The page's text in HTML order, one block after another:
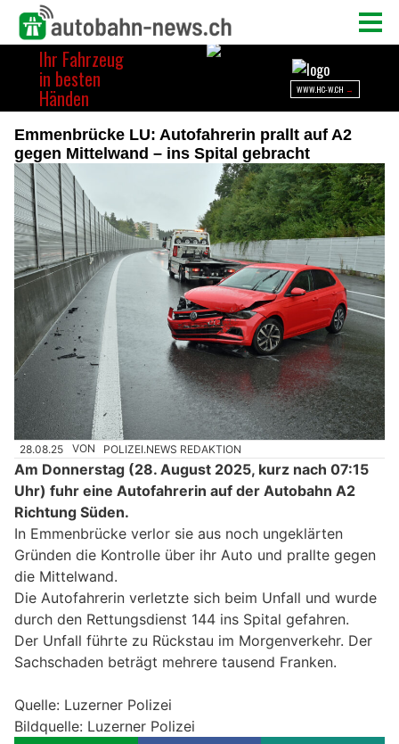
Emmenbrücke LU: Autofahrerin prallt auf A2
gegen Mittelwand – ins Spital gebracht
28.08.25 VON POLIZEI.NEWS REDAKTION
Am Donnerstag (28. August 2025, kurz nach 07:15
Uhr) fuhr eine Autofahrerin auf der Autobahn A2
Richtung Süden.
In Emmenbrücke verlor sie aus noch ungeklärten
Gründen die Kontrolle über ihr Auto und prallte gegen
die Mittelwand.
Die Autofahrerin verletzte sich beim Unfall und wurde
durch den Rettungsdienst 144 ins Spital gefahren.
Der Unfall führte zu Rückstau im Morgenverkehr. Der
Sachschaden beträgt mehrere tausend Franken.
Quelle: Luzerner Polizei
Bildquelle: Luzerner Polizei